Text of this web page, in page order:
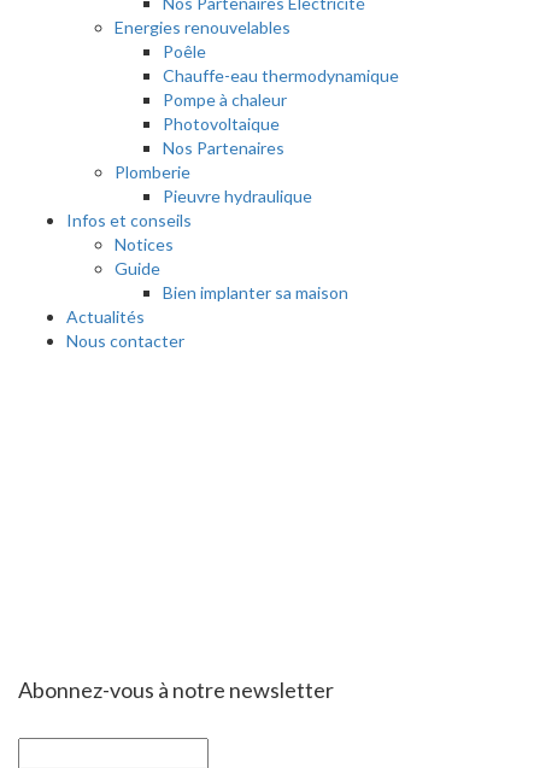
Energies renouvelables
Poêle
Chauffe-eau thermodynamique
Pompe à chaleur
Photovoltaique
Nos Partenaires
Plomberie
Pieuvre hydraulique
Infos et conseils
Notices
Guide
Bien implanter sa maison
Actualités
Nous contacter
Abonnez-vous à notre newsletter